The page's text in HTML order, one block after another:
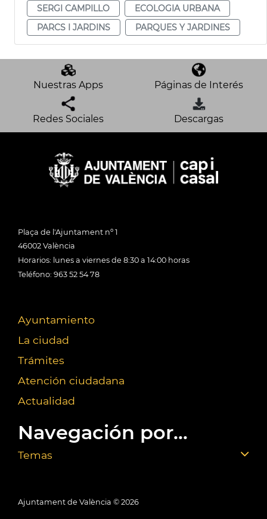
SERGI CAMPILLO
ECOLOGIA URBANA
PARCS I JARDINS
PARQUES Y JARDINES
Nuestras Apps Páginas de Interés
Redes Sociales Descargas
Plaça de l'Ajuntament nº 1
46002 València
Horarios: lunes a viernes de 8:30 a 14:00 horas
Teléfono: 963 52 54 78
Ayuntamiento
La ciudad
Trámites
Atención ciudadana
Actualidad
Navegación por...
Temas
Ajuntament de València © 2026